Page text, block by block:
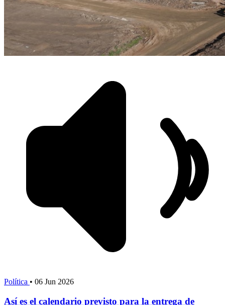
Política • 06 Jun 2026
Así es el calendario previsto para la entrega de